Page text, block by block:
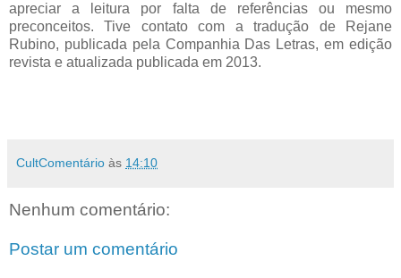
apreciar a leitura por falta de referências ou mesmo
preconceitos. Tive contato com a tradução de Rejane
Rubino, publicada pela Companhia Das Letras, em edição
revista e atualizada publicada em 2013.
CultComentário às 14:10
Nenhum comentário:
Postar um comentário